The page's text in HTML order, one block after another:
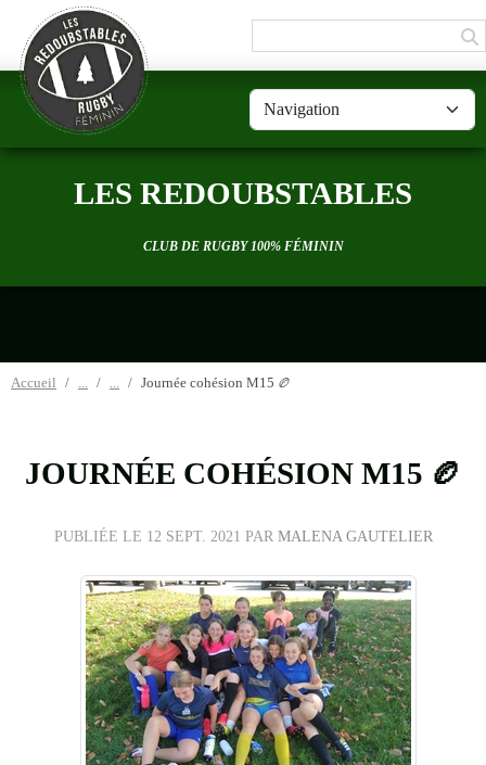
LES REDOUBSTABLES
CLUB DE RUGBY 100% FÉMININ
Accueil Journée cohésion M15 🏉
JOURNÉE COHÉSION M15 🏉
PUBLIÉE LE 12 SEPT. 2021 PAR MALENA GAUTELIER
Panneau de gestion des cookies